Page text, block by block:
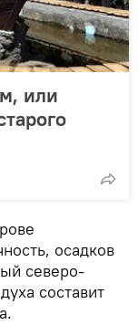
или
осадков
северо-
составит